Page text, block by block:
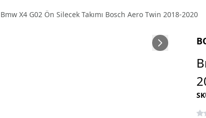
Bmw X4 G02 Ön Silecek Takımı Bosch Aero Twin 2018-2020